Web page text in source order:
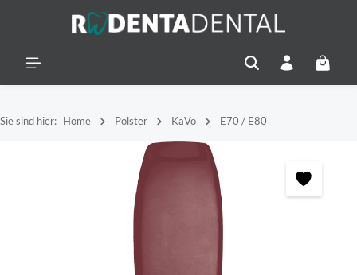
Sie sind hier: Home Polster KaVo E70 / E80
Bildergalerie überspringen